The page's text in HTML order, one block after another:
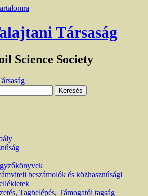
Társaság
Science Society
beszámolók és közhasznúsági
Tagbelépés, Támogatói tagság